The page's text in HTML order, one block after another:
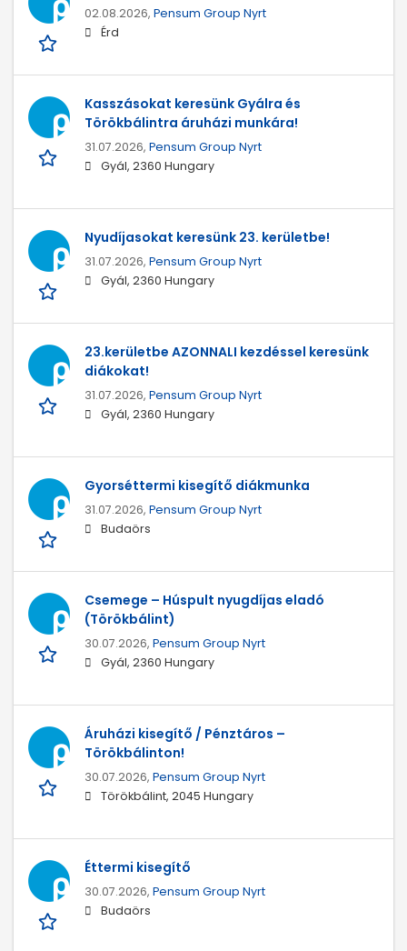
02.08.2026, Pensum Group Nyrt
Érd
Kasszásokat keresünk Gyálra és
Törökbálintra áruházi munkára!
31.07.2026, Pensum Group Nyrt
Gyál, 2360 Hungary
Nyudíjasokat keresünk 23. kerületbe!
31.07.2026, Pensum Group Nyrt
Gyál, 2360 Hungary
23.kerületbe AZONNALI kezdéssel keresünk
diákokat!
31.07.2026, Pensum Group Nyrt
Gyál, 2360 Hungary
Gyorséttermi kisegítő diákmunka
31.07.2026, Pensum Group Nyrt
Budaörs
Csemege – Húspult nyugdíjas eladó
(Törökbálint)
30.07.2026, Pensum Group Nyrt
Gyál, 2360 Hungary
Áruházi kisegítő / Pénztáros –
Törökbálinton!
30.07.2026, Pensum Group Nyrt
Törökbálint, 2045 Hungary
Éttermi kisegítő
30.07.2026, Pensum Group Nyrt
Budaörs